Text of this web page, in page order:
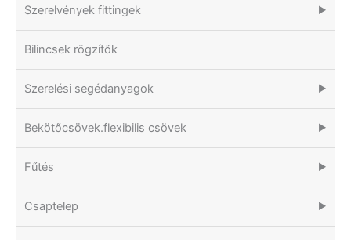
Szerelvények fittingek ▶
Bilincsek rögzítők
Szerelési segédanyagok ▶
Bekötőcsövek.flexibilis csövek ▶
Fűtés ▶
Csaptelep ▶